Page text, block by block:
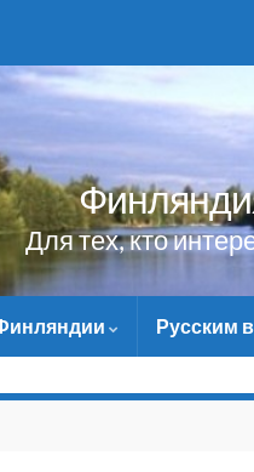
Для тех, кто
Русским